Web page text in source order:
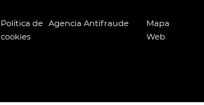
Política de
cookies
Agencia Antifraude
Mapa
Web